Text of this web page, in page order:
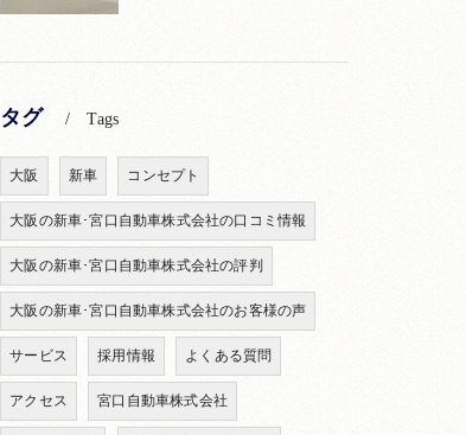
タグ Tags
大阪 新車 コンセプト
大阪の新車･宮口自動車株式会社の口コミ情報
大阪の新車･宮口自動車株式会社の評判
大阪の新車･宮口自動車株式会社のお客様の声
サービス 採用情報 よくある質問
アクセス 宮口自動車株式会社